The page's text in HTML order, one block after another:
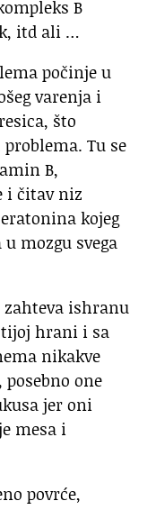
B
itd ali …
počinje u
varenja i
što
Tu se
B,
i čitav niz
kojeg
mozgu svega
zahteva ishranu
hrani i sa
nikakve
one
jer oni
mesa i
povrće,